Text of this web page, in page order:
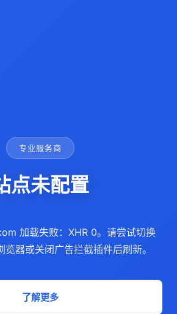
专业服务商
点未配置
加载失败：XHR 0。请尝试切换
器或关闭广告拦截插件后刷新。
了解更多